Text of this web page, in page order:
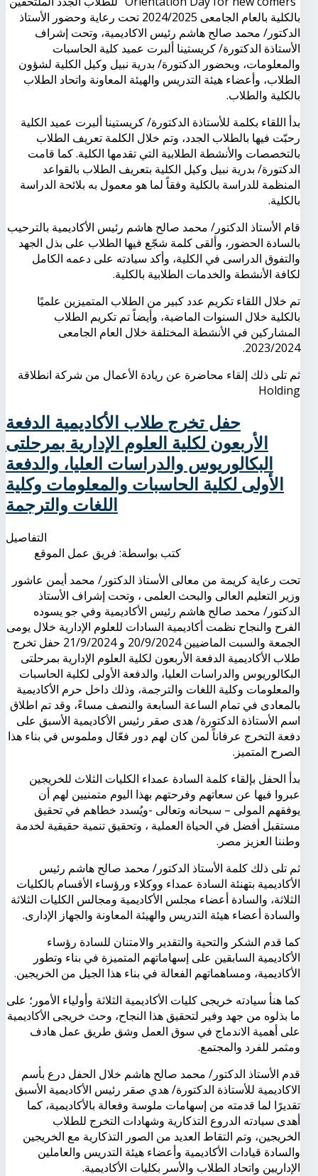
بالكلية بالعام الجامعى 2024/2025 تحت رعاية وحضور الأستاذ
الدكتور/ محمد صالح هاشم رئيس الاكاديمية، وتحت إشراف
الأستاذة الدكتورة/ كريستينا ألبرت عميد كلية الحاسبات
والمعلومات، وبحضور الدكتورة/ بدرية نبيل وكيل الكلية لشؤون
الطلاب، وأعضاء هيئة التدريس والهيئة المعاونة واتحاد الطلاب
بالكلية والطلاب.
بدأ اللقاء بكلمة للأستاذة الدكتورة/ كريستينا ألبرت عميد الكلية
رحبّت فيها بالطلاب الجدد، وتم خلال الكلمة تعريف الطلاب
بالتخصصات والأنشطة الطلابية التي تقدمها الكلية. كما قامت
الدكتورة/ بدرية نبيل وكيل الكلية بتعريف الطلاب بالقواعد
المنظمة للدراسة بالكلية وفقاً لما هو معمول به بلائحة الدراسة
بالكلية.
قام الأستاذ الدكتور/ محمد صالح هاشم رئيس الأكاديمية بالترحيب
بالسادة الحضور، وألقى كلمة شجّع فيها الطلاب على بذل الجهد
والتفوق الدراسى في الكلية، وأكد سيادته على دعمه الكامل
لكافة الأنشطة والخدمات الطلابية بالكلية.
تم خلال اللقاء تكريم عدد كبير من الطلاب المتميزين علميًا
بالكلية خلال السنوات الماضية، وأيضاً تم تكريم الطلاب
المشاركين في الأنشطة المختلفة خلال العام الجامعى
2023/2024.
ثم تلى ذلك إلقاء محاضرة عن ريادة الأعمال من شركة انطلاقة
Holding
حفل تخرج طلاب الأكاديمية الدفعة
الأربعون لكلية العلوم الإدارية بمرحلتى
البكالوريوس والدراسات العليا، والدفعة
الأولى لكلية الحاسبات والمعلومات وكلية
اللغات والترجمة
التفاصيل
كتب بواسطة: فريق عمل الموقع
تحت رعاية كريمة من معالى الأستاذ الدكتور/ محمد أيمن عاشور
وزير التعليم العالى والبحث العلمى ، وتحت إشراف الأستاذ
الدكتور/ محمد صالح هاشم رئيس الأكاديمية وفي جو يسوده
الفرح والنجاح نظمت أكاديمية السادات للعلوم الإدارية خلال يومى
الجمعة والسبت الماضيين 20/9/2024 و 21/9/2024 حفل تخرج
طلاب الأكاديمية الدفعة الأربعون لكلية العلوم الإدارية بمرحلتى
البكالوريوس والدراسات العليا، والدفعة الأولى لكلية الحاسبات
والمعلومات وكلية اللغات والترجمة، وذلك داخل حرم الأكاديمية
بالمعادى في تمام الساعة السابعة والنصف مساءً، وقد تم اطلاق
اسم الأستاذة الدكتورة/ هدى صقر رئيس الأكاديمية الأسبق على
دفعة التخرج عرفاناً لمن كان لهم دور فعّال وملموس في بناء هذا
الصرح المتميز.
بدأ الحفل بإلقاء كلمة السادة عمداء الكليات الثلاث للخريجين
عبروا فيها عن سعاتهم وفرحتهم بهذا اليوم متمنيين لهم أن
يوفقهم المولى – سبحانه وتعالى -ويُسدد خطاهم في تحقيق
مستقبل أفضل في الحياة العملية ، وتحقيق تنمية حقيقية لخدمة
وطننا العزيز مصر.
ثم تلى ذلك كلمة الأستاذ الدكتور/ محمد صالح هاشم رئيس
الأكاديمية بتهنئة السادة عمداء ووكلاء ورؤساء الأقسام بالكليات
الثلاثة، والسادة أعضاء مجلس الأكاديمية ومجالس الكليات الثلاثة
والسادة أعضاء هيئة التدريس والهيئة المعاونة والجهاز الإدارى.
كما قدم الشكر والتحية والتقدير والامتنان للسادة رؤساء
الأكاديمية السابقين على إسهاماتهم المتميزة في بناء وتطور
الأكاديمية، ومساهماتهم الفعالة في بناء هذا الجيل من الخريجين.
كما هنأ سيادته خريجى كليات الأكاديمية الثلاثة وأولياء الأمور؛ على
ما بذلوه من جهد وفير لتحقيق هذا النجاح، وحث خريجى الأكاديمية
على أهمية الاندماج في سوق العمل وشق طريق عمل هادف
ومثمر للفرد والمجتمع.
قدم الأستاذ الدكتور/ محمد صالح هاشم خلال الحفل درع بأسم
الاكاديمية للأستاذة الدكتورة/ هدي صقر رئيس الأكاديمية الأسبق
تقديرًا لما قدمته من إسهامات ملوسة وفعالة بالأكاديمية، كما
أهدى سيادته الدروع التذكارية وشهادات التخرج للطلاب
الخريجين، وتم التقاط العديد من الصور التذكارية مع الخريجين
والسادة قيادات الأكاديمية وأعضاء هيئة التدريس والعاملين
الإداريين واتحاد الطلاب والأسر بكليات الأكاديمية.